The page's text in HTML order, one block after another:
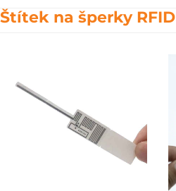
Štítek na šperky RFID